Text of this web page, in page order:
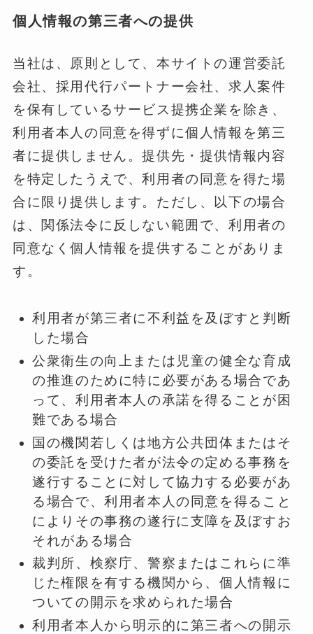
個人情報の第三者への提供
当社は、原則として、本サイトの運営委託
会社、採用代行パートナー会社、求人案件
を保有しているサービス提携企業を除き、
利用者本人の同意を得ずに個人情報を第三
者に提供しません。提供先・提供情報内容
を特定したうえで、利用者の同意を得た場
合に限り提供します。ただし、以下の場合
は、関係法令に反しない範囲で、利用者の
同意なく個人情報を提供することがありま
す。
利用者が第三者に不利益を及ぼすと判断
した場合
公衆衛生の向上または児童の健全な育成
の推進のために特に必要がある場合であ
って、利用者本人の承諾を得ることが困
難である場合
国の機関若しくは地方公共団体またはそ
の委託を受けた者が法令の定める事務を
遂行することに対して協力する必要があ
る場合で、利用者本人の同意を得ること
によりその事務の遂行に支障を及ぼすお
それがある場合
裁判所、検察庁、警察またはこれらに準
じた権限を有する機関から、個人情報に
ついての開示を求められた場合
利用者本人から明示的に第三者への開示